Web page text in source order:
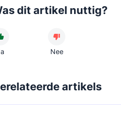
dit artikel nuttig?
Nee
artikels